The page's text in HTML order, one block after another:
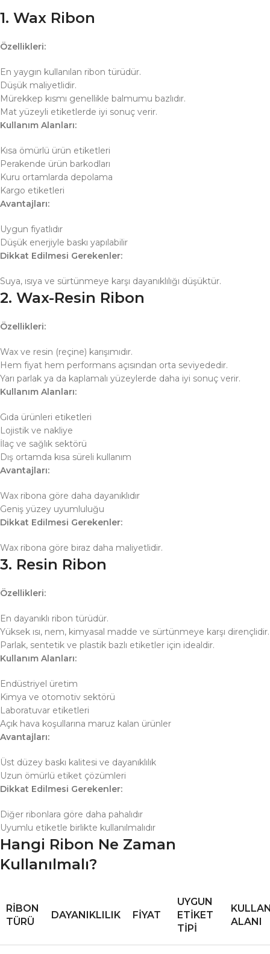
1. Wax Ribon
Özellikleri:
En yaygın kullanılan ribon türüdür.
Düşük maliyetlidir.
Mürekkep kısmı genellikle balmumu bazlıdır.
Mat yüzeyli etiketlerde iyi sonuç verir.
Kullanım Alanları:
Kısa ömürlü ürün etiketleri
Perakende ürün barkodları
Kuru ortamlarda depolama
Kargo etiketleri
Avantajları:
Uygun fiyatlıdır
Düşük enerjiyle baskı yapılabilir
Dikkat Edilmesi Gerekenler:
Suya, ısıya ve sürtünmeye karşı dayanıklılığı düşüktür.
2. Wax-Resin Ribon
Özellikleri:
Wax ve resin (reçine) karışımıdır.
Hem fiyat hem performans açısından orta seviyededir.
Yarı parlak ya da kaplamalı yüzeylerde daha iyi sonuç verir.
Kullanım Alanları:
Gıda ürünleri etiketleri
Lojistik ve nakliye
İlaç ve sağlık sektörü
Dış ortamda kısa süreli kullanım
Avantajları:
Wax ribona göre daha dayanıklıdır
Geniş yüzey uyumluluğu
Dikkat Edilmesi Gerekenler:
Wax ribona göre biraz daha maliyetlidir.
3. Resin Ribon
Özellikleri:
En dayanıklı ribon türüdür.
Yüksek ısı, nem, kimyasal madde ve sürtünmeye karşı dirençlidir.
Parlak, sentetik ve plastik bazlı etiketler için idealdir.
Kullanım Alanları:
Endüstriyel üretim
Kimya ve otomotiv sektörü
Laboratuvar etiketleri
Açık hava koşullarına maruz kalan ürünler
Avantajları:
Üst düzey baskı kalitesi ve dayanıklılık
Uzun ömürlü etiket çözümleri
Dikkat Edilmesi Gerekenler:
Diğer ribonlara göre daha pahalıdır
Uyumlu etiketle birlikte kullanılmalıdır
Hangi Ribon Ne Zaman
Kullanılmalı?
RIBON
TÜRÜ
DAYANIKLILIK FIYAT
UYGUN
ETIKET
TIPI
ALANI